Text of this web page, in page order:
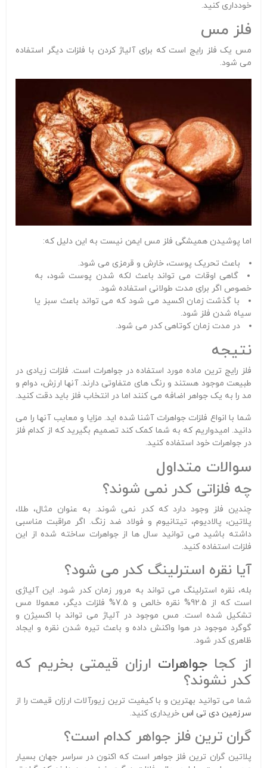
خودداری کنید.
فلز مس
مس یک فلز رایج است که برای آلیاژ کردن با فلزات دیگر استفاده
می شود.
اما پوشیدن همیشگی فلز مس ایمن نیست به این دلیل که:
باعث تحریک پوست، خارش و قرمزی می شود.
گاهی اوقات می تواند باعث لکه شدن پوست شود، به
خصوص اگر برای مدت طولانی استفاده شود.
با گذشت زمان اکسید می شود که می تواند باعث سبز یا
سیاه شدن فلز شود.
در مدت زمان کوتاهی کدر می شود.
نتیجه
فلز رایج ترین ماده مورد استفاده در جواهرات است. فلزات زیادی در
طبیعت موجود هستند و رنگ های متفاوتی دارند. آنها ارزش، دوام و
مد را به یک جواهر اضافه می کنند اما در انتخاب فلز باید دقت کنید.
شما با انواع فلزات جواهرات آشنا شده اید. مزایا و معایب آنها را می
دانید. امیدواریم که به شما کمک کند تصمیم بگیرید که از کدام فلز
در جواهرات خود استفاده کنید.
سوالات متداول
چه فلزاتی کدر نمی شوند؟
چندین فلز وجود دارد که کدر نمی شوند. به عنوان مثال، طلا،
پلاتین، پالادیوم، تیتانیوم و فولاد ضد زنگ. اگر مراقبت مناسبی
داشته باشید می توانید سال ها از جواهرات ساخته شده از این
فلزات استفاده کنید.
آیا نقره استرلینگ کدر می شود؟
بله، نقره استرلینگ می تواند به مرور زمان کدر شود. این آلیاژی
است که از 92.5% نقره خالص و 7.5% فلزات دیگر، معمولا مس
تشکیل شده است. مس موجود در آلیاژ می تواند با اکسیژن و
گوگرد موجود در هوا واکنش داده و باعث تیره شدن نقره و ایجاد
ظاهری کدر شود.
از کجاجواهرات ارزان قیمتی بخریم که
کدر نشوند؟
شما می توانید بهترین و با کیفیت ترین زیورآلات ارزان قیمت را از
سرزمین دی تی اس خریداری کنید.
گران ترین فلز جواهر کدام است؟
پلاتین گران ترین فلز جواهر است که اکنون در سراسر جهان بسیار